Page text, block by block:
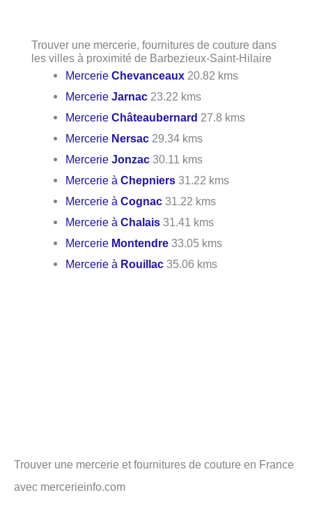
Trouver une mercerie, fournitures de couture dans
les villes à proximité de Barbezieux-Saint-Hilaire
MercerieChevanceaux 20.82 kms
MercerieJarnac 23.22 kms
MercerieChâteaubernard 27.8 kms
Mercerie Nersac 29.34 kms
MercerieJonzac 30.11 kms
Mercerie àChepniers 31.22 kms
Mercerie àCognac 31.22 kms
Mercerie àChalais 31.41 kms
Mercerie Montendre 33.05 kms
Mercerie à Rouillac 35.06 kms
Trouver une mercerie et fournitures de couture en France
avec mercerieinfo.com